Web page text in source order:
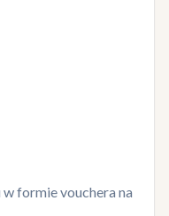
formie vouchera na